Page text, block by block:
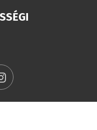
instagram